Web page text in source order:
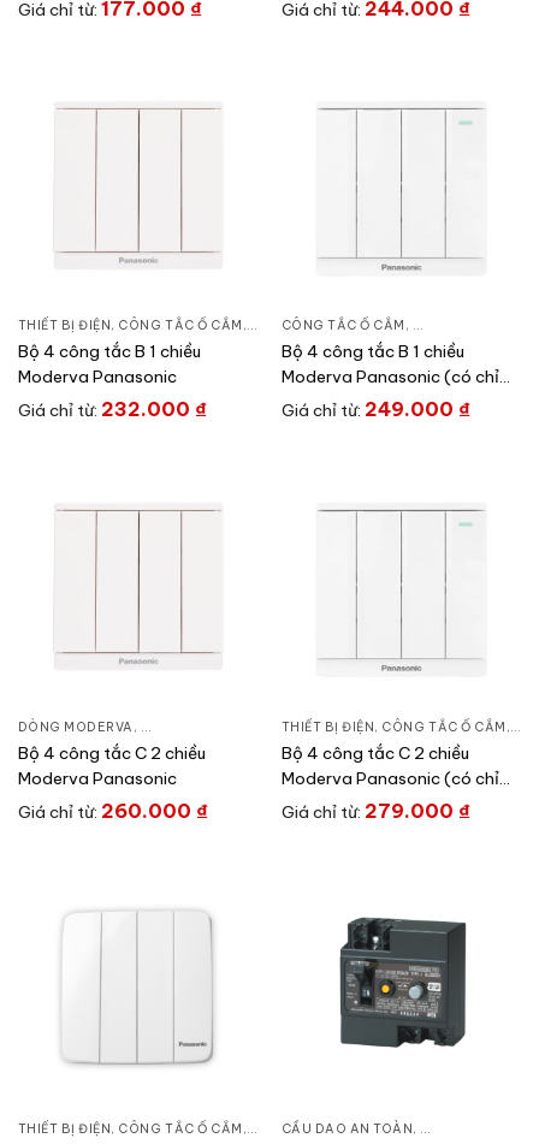
Giá chỉ từ: 177.000 ₫
Giá chỉ từ: 244.000 ₫
THIẾT BỊ ĐIỆN , CÔNG TẮC Ổ CẮM , DÒNG MODERVA
Bộ 4 công tắc B 1 chiều
Moderva Panasonic
Giá chỉ từ: 232.000 ₫
CÔNG TẮC Ổ CẮM , DÒNG MODERVA
Bộ 4 công tắc B 1 chiều
Moderva Panasonic (có chỉ
báo)
Giá chỉ từ: 249.000 ₫
DÒNG MODERVA , CÔNG TẮC Ổ CẮM THIẾT BỊ ĐIỆN
Bộ 4 công tắc C 2 chiều
Moderva Panasonic
Giá chỉ từ: 260.000 ₫
THIẾT BỊ ĐIỆN, CÔNG TẮC Ổ CẮM ,
Bộ 4 công tắc C 2 chiều
Moderva Panasonic (có chỉ
báo)
Giá chỉ từ: 279.000 ₫
THIẾT BỊ ĐIỆN, CÔNG TẮC Ổ CẮM , DÒNG MINERVA
CẦU DAO AN TOÀN,